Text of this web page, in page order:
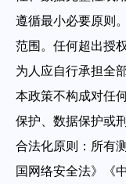
推广返现
遵循最小必要原则
范围。任何超出授
为人应自行承担全
本政策不构成对任
保护、数据保护或
合法化原则：所有
国网络安全法》《